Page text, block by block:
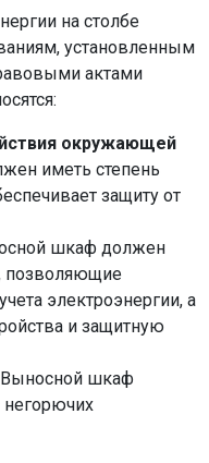
на столбе
установленным
актами
окружающей
иметь степень
защиту от
шкаф должен
позволяющие
электроэнергии, а
и защитную
Выносной шкаф
негорючих